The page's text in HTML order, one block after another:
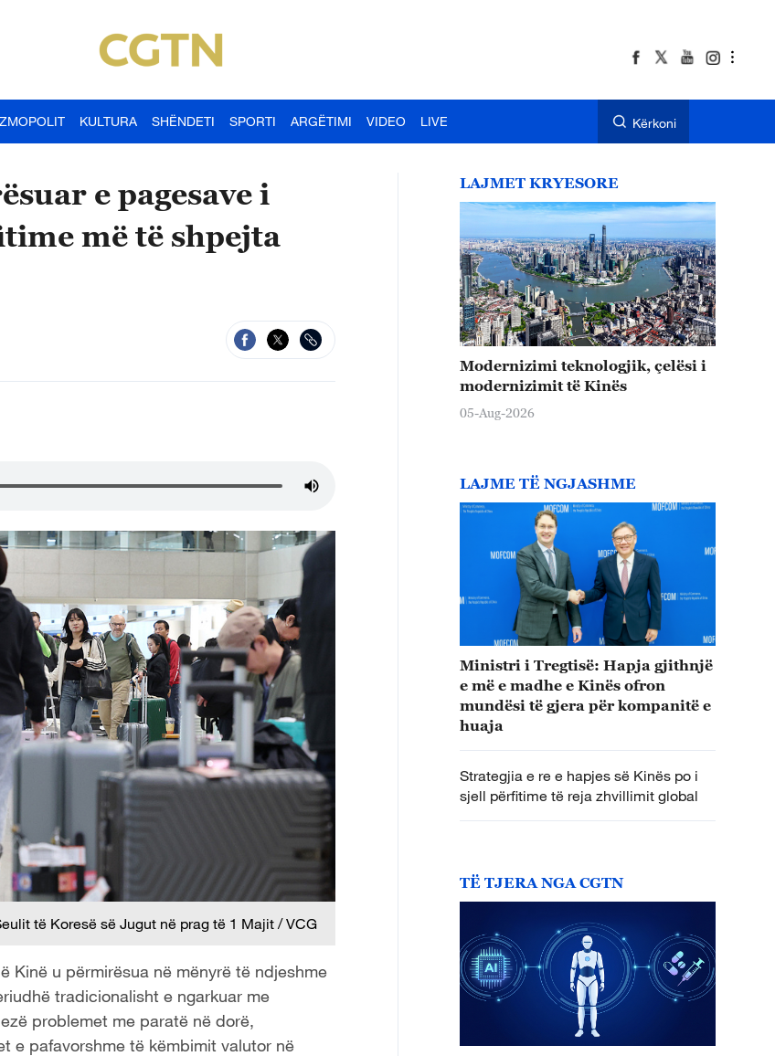
KULTURA SHËNDETI SPORTI ARGËTIMI VIDEO LIVE Kërkoni
e pagesave i
më të shpejta
të Koresë së Jugut në prag të 1 Majit / VCG
Kinë u përmirësua në mënyrë të ndjeshme
tradicionalisht e ngarkuar me
problemet me paratë në dorë,
e pafavorshme të këmbimit valutor në
LAJMET KRYESORE
Modernizimi teknologjik, çelësi i
modernizimit të Kinës
05-Aug-2026
LAJME TË NGJASHME
Ministri i Tregtisë: Hapja gjithnjë
e më e madhe e Kinës ofron
mundësi të gjera për kompanitë e
huaja
Strategjia e re e hapjes së Kinës po i
sjell përfitime të reja zhvillimit global
TË TJERA NGA CGTN